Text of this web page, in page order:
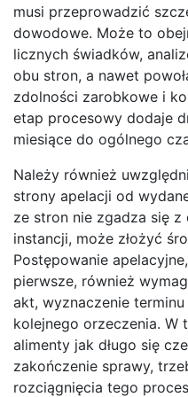
musi przeprowadzić
dowodowe. Może to
licznych świadków,
obu stron, a nawet
zdolności zarobkowe i
etap procesowy dodaje
miesiące do ogólnego
Należy również
strony apelacji od
ze stron nie zgadza się
instancji, może złożyć
Postępowanie
pierwsze, również
akt, wyznaczenie
kolejnego orzeczenia. W
alimenty jak długo się
zakończenie sprawy,
rozciągnięcia tego